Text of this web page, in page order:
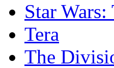
Star
Tera
The